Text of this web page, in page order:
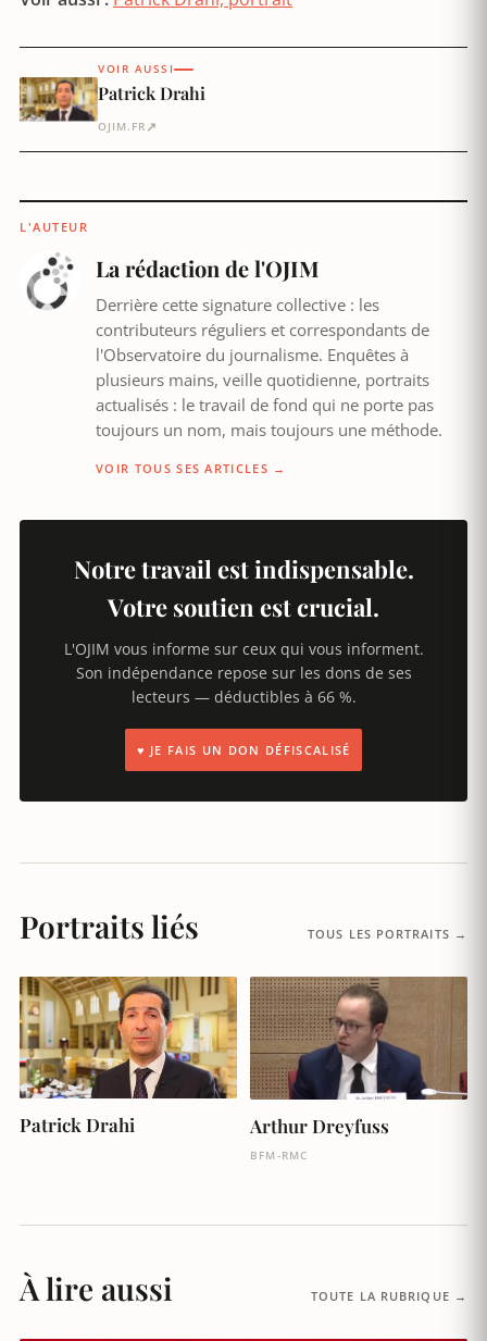
VOIR AUSSI
Patrick Drahi
OJIM.FR ↗
L'AUTEUR
La rédaction de l'OJIM
Derrière cette signature collective : les
contributeurs réguliers et correspondants de
l'Observatoire du journalisme. Enquêtes à
plusieurs mains, veille quotidienne, portraits
actualisés : le travail de fond qui ne porte pas
toujours un nom, mais toujours une méthode.
VOIR TOUS SES ARTICLES →
Notre travail est indispensable.
Votre soutien est crucial.
L'OJIM vous informe sur ceux qui vous informent.
Son indépendance repose sur les dons de ses
lecteurs — déductibles à 66 %.
♥ JE FAIS UN DON DÉFISCALISÉ
Portraits liés TOUS LES PORTRAITS →
Patrick Drahi Arthur Dreyfuss
BFM-RMC
À lire aussi TOUTE LA RUBRIQUE →